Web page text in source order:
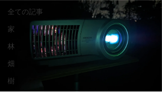
全ての記事
家
林
畑
樹